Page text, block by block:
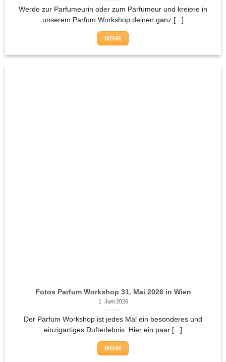
Werde zur Parfumeurin oder zum Parfumeur und kreiere in
unserem Parfum Workshop deinen ganz [...]
MEHR
Fotos Parfum Workshop 31. Mai 2026 in Wien
1. Juni 2026
Der Parfum Workshop ist jedes Mal ein besonderes und
einzigartiges Dufterlebnis. Hier ein paar [...]
MEHR